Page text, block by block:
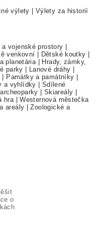
výlety
Výlety za historií
a vojenské prostory
venkovní Dětské koutky
planetária
Hrady, zámky,
parky Lanové dráhy
Památky a památníky
a vyhlídky
Sdílené
Skiareály
hra |Westernová městečka
areály |Zoologické a
o